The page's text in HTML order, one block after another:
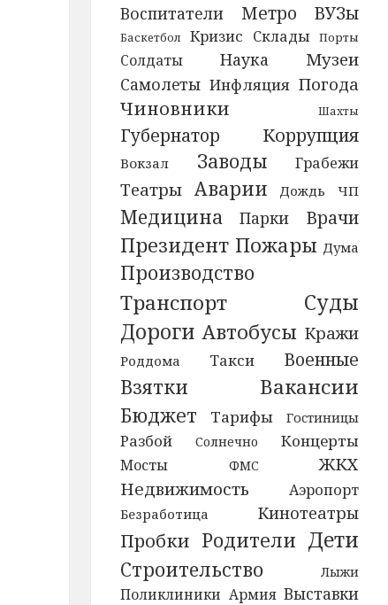
Воспитатели Метро ВУЗы
Баскетбол Кризис Склады Порты
Солдаты Наука Музеи
Самолеты Инфляция Погода
Чиновники Шахты
Губернатор Коррупция
Вокзал Заводы Грабежи
Театры Аварии Дождь ЧП
Медицина Парки Врачи
Президент Пожары Дума
Производство
Транспорт Суды
Дороги Автобусы Кражи
Роддома Такси Военные
Взятки Вакансии
Бюджет Тарифы Гостиницы
Разбой Солнечно Концерты
Мосты ФМС
ЖКХ
Недвижимость
Аэропорт
Безработица Кинотеатры
Пробки Родители Дети
Строительство Лыжи
Поликлиники Армия Выставки